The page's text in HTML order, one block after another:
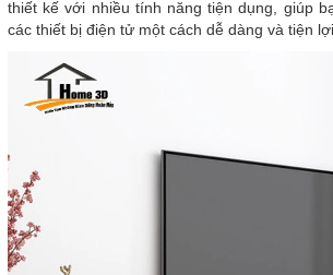
thiết kế với nhiều tính năng tiện dụng, giúp
các thiết bị điện tử một cách dễ dàng và tiện lợi.